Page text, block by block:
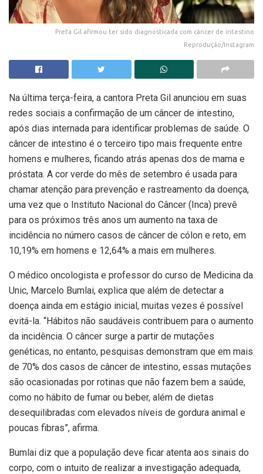
Preta Gil afirmou ter sido diagnosticada com câncer de intestino
Reprodução/Instagram
Na última terça-feira, a cantora Preta Gil anunciou em suas
redes sociais a confirmação de um câncer de intestino,
após dias internada para identificar problemas de saúde. O
câncer de intestino é o terceiro tipo mais frequente entre
homens e mulheres, ficando atrás apenas dos de mama e
próstata. A cor verde do mês de setembro é usada para
chamar atenção para prevenção e rastreamento da doença,
uma vez que o Instituto Nacional do Câncer (Inca) prevê
para os próximos três anos um aumento na taxa de
incidência no número casos de câncer de cólon e reto, em
10,19% em homens e 12,64% a mais em mulheres.
O médico oncologista e professor do curso de Medicina da
Unic, Marcelo Bumlai, explica que além de detectar a
doença ainda em estágio inicial, muitas vezes é possível
evitá-la. “Hábitos não saudáveis contribuem para o aumento
da incidência. O câncer surge a partir de mutações
genéticas, no entanto, pesquisas demonstram que em mais
de 70% dos casos de câncer de intestino, essas mutações
são ocasionadas por rotinas que não fazem bem a saúde,
como no hábito de fumar ou beber, além de dietas
desequilibradas com elevados níveis de gordura animal e
poucas fibras”, afirma.
Bumlai diz que a população deve ficar atenta aos sinais do
corpo, com o intuito de realizar a investigação adequada,